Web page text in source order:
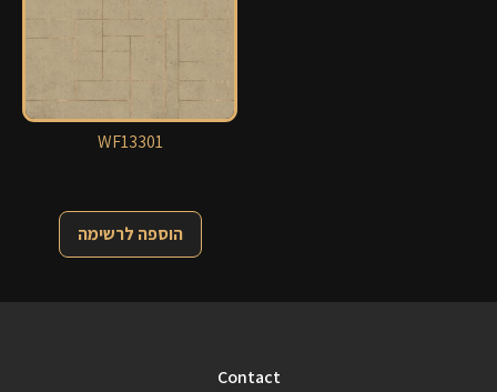
WF13301
הוספה לרשימה
Contact